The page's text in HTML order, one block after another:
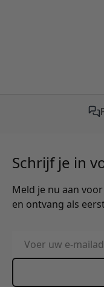
Schrijf je in
Meld je nu aan
en ontvang als
E-mailadres